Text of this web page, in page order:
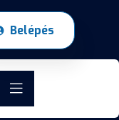
Belépés